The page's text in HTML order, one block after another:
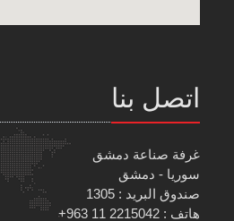
اتصل بنا
غرفة صناعة دمشق
سوريا - دمشق
صندوق البريد : 1305
هاتف : 2215042 11 963+